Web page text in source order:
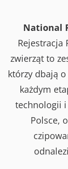
National
Rejestracja
zwierząt to
którzy dbają
każdym
technologii i
Polsce,